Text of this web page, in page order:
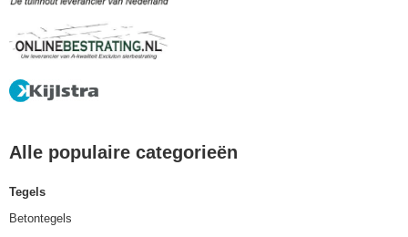
Alle populaire categorieën
Tegels
Betontegels